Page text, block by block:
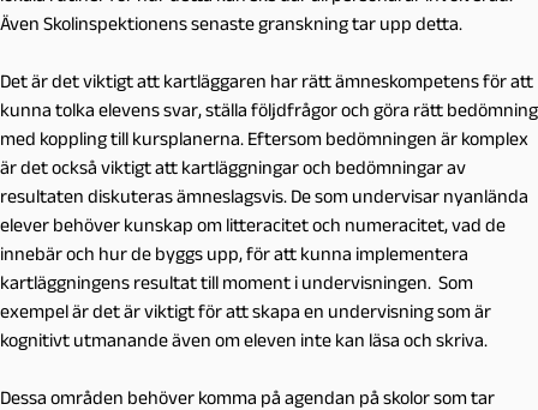
Även Skolinspektionens senaste granskning tar upp detta.
Det är det viktigt att kartläggaren har rätt ämneskompetens för att
kunna tolka elevens svar, ställa följdfrågor och göra rätt bedömning
med koppling till kursplanerna. Eftersom bedömningen är komplex
är det också viktigt att kartläggningar och bedömningar av
resultaten diskuteras ämneslagsvis. De som undervisar nyanlända
elever behöver kunskap om litteracitet och numeracitet, vad de
innebär och hur de byggs upp, för att kunna implementera
kartläggningens resultat till moment i undervisningen. Som
exempel är det är viktigt för att skapa en undervisning som är
kognitivt utmanande även om eleven inte kan läsa och skriva.
Dessa områden behöver komma på agendan på skolor som tar